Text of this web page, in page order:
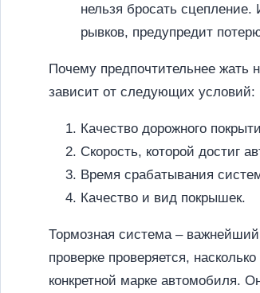
нельзя бросать сцепление.
рывков, предупредит
Почему предпочтительнее жать
зависит от следующих условий:
Качество дорожного
Скорость, которой достиг
Время срабатывания
Качество и вид покрышек.
Тормозная система – важнейший
проверке проверяется,
конкретной марке автомобиля.